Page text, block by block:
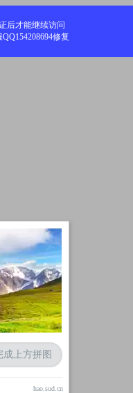
后才能继续访问
修复
上方拼图
hao.sud.cn